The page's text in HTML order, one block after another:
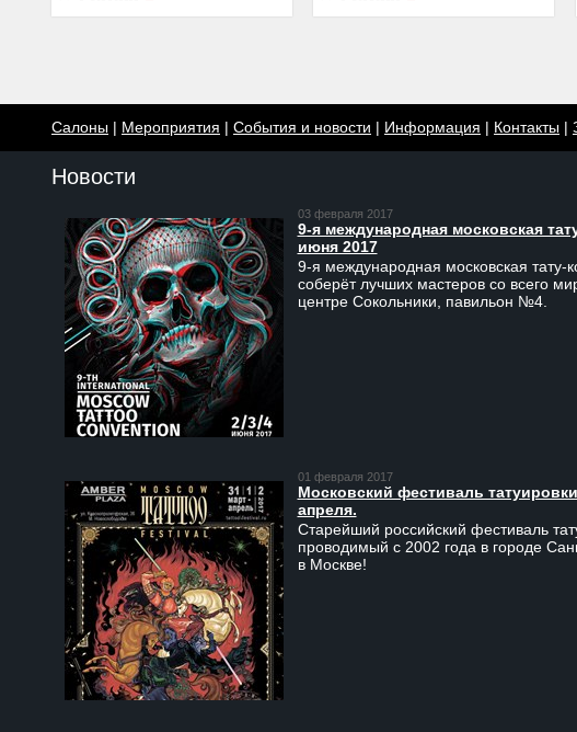
Салоны | Мероприятия | События и новости | Информация | Контакты |
Новости
03 февраля 2017
9-я международная московская
июня 2017
9-я международная московская тату-
соберёт лучших мастеров со всего
центре Сокольники, павильон №4.
01 февраля 2017
Московский фестиваль
апреля.
Старейший российский фестиваль
проводимый с 2002 года в городе
в Москве!